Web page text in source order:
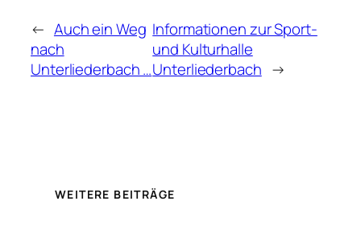
← Auch ein Weg
nach
Unterliederbach …
Informationen zur Sport-
und Kulturhalle
Unterliederbach →
WEITERE BEITRÄGE